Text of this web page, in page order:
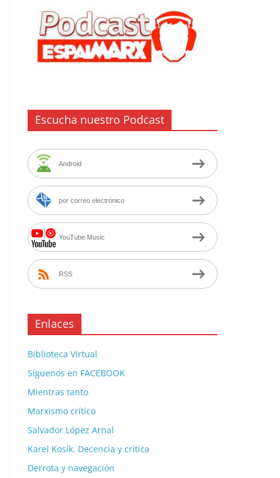
Escucha nuestro Podcast
Android
por correo electrónico
YouTube Music
RSS
Enlaces
Biblioteca Virtual
Síguenos en FACEBOOK
Mientras tanto
Marxismo crítico
Salvador López Arnal
Karel Kosík. Decencia y crítica
Derrota y navegación